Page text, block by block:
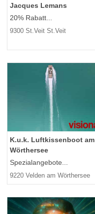
Jacques Lemans
20% Rabatt...
9300 St.Veit St.Veit
K.u.k. Luftkissenboot am
Wörthersee
Spezialangebote...
9220 Velden am Wörthersee